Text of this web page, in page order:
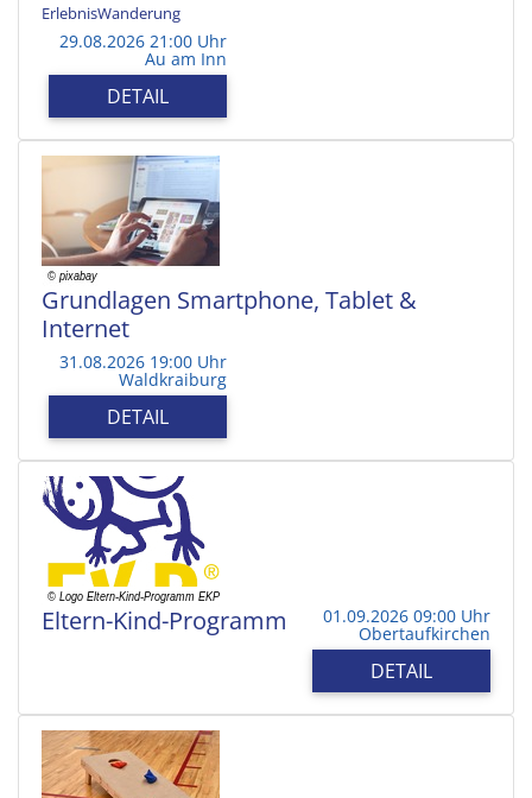
ErlebnisWanderung
29.08.2026 21:00 Uhr
Au am Inn
DETAIL
Grundlagen Smartphone, Tablet &
Internet
31.08.2026 19:00 Uhr
Waldkraiburg
DETAIL
Eltern-Kind-Programm 01.09.2026 09:00 Uhr
Obertaufkirchen
DETAIL